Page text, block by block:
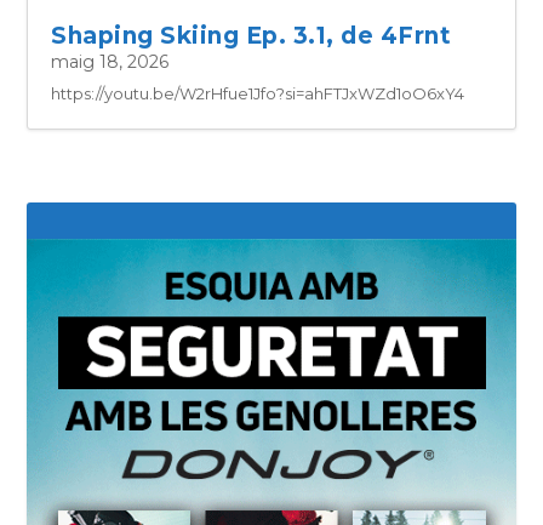
Shaping Skiing Ep. 3.1, de 4Frnt
maig 18, 2026
https://youtu.be/W2rHfue1Jfo?si=ahFTJxWZd1oO6xY4